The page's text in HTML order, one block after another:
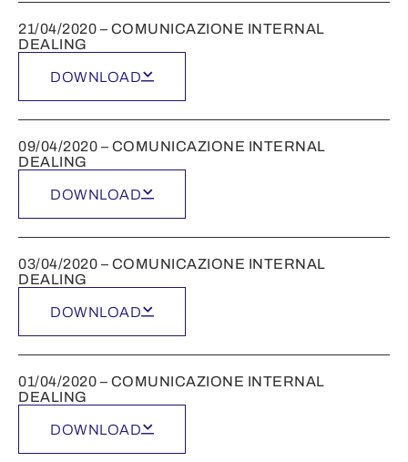
21/04/2020 – COMUNICAZIONE INTERNAL
DEALING
DOWNLOAD
09/04/2020 – COMUNICAZIONE INTERNAL
DEALING
DOWNLOAD
03/04/2020 – COMUNICAZIONE INTERNAL
DEALING
DOWNLOAD
01/04/2020 – COMUNICAZIONE INTERNAL
DEALING
DOWNLOAD